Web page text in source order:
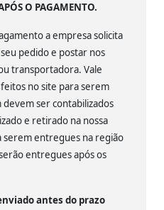
O PAGAMENTO.
a empresa solicita
pedido e postar nos
transportadora. Vale
no site para serem
ser contabilizados
e retirado na nossa
serem entregues na região
entregues após os
antes do prazo